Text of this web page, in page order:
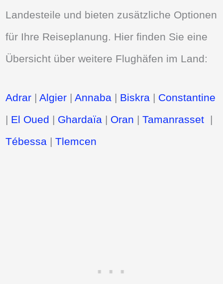
Landesteile und bieten zusätzliche Optionen
für Ihre Reiseplanung. Hier finden Sie eine
Übersicht über weitere Flughäfen im Land:
Adrar |Algier |Annaba | Biskra | Constantine
| El Oued | Ghardaïa | Oran |Tamanrasset
|
Tébessa |Tlemcen